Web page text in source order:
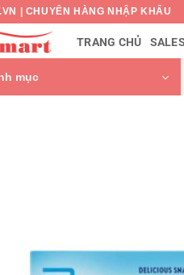
| CHUYÊN HÀNG NHẬP KHẨU
TRANG CHỦ
mục